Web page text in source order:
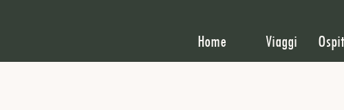
Home Viaggi